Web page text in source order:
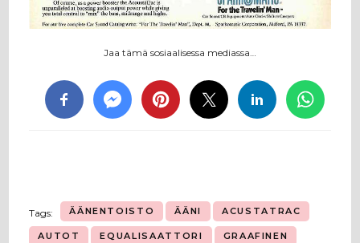
Jaa tämä sosiaalisessa mediassa…
Tags: ÄÄNENTOISTO ÄÄNI ACUSTATRAC
AUTOT EQUALISAATTORI GRAAFINEN